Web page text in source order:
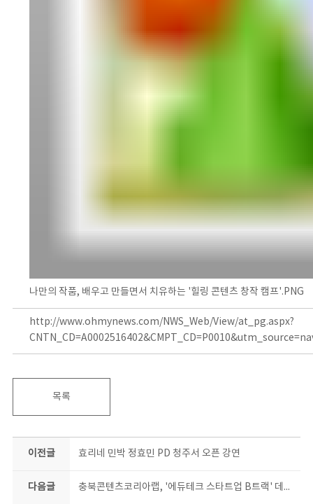
나만의 작품, 배우고 만들면서 치유하는 '힐링 콘텐츠 창작 캠프'.PNG
http://www.ohmynews.com/NWS_Web/View/at_pg.aspx?
목록
이전글 효리네 민박 정효민 PD 청주서 오픈 강연
다음글 충북콘텐츠코리아랩, '에듀테크 스타트업 B트랙' 데모데이